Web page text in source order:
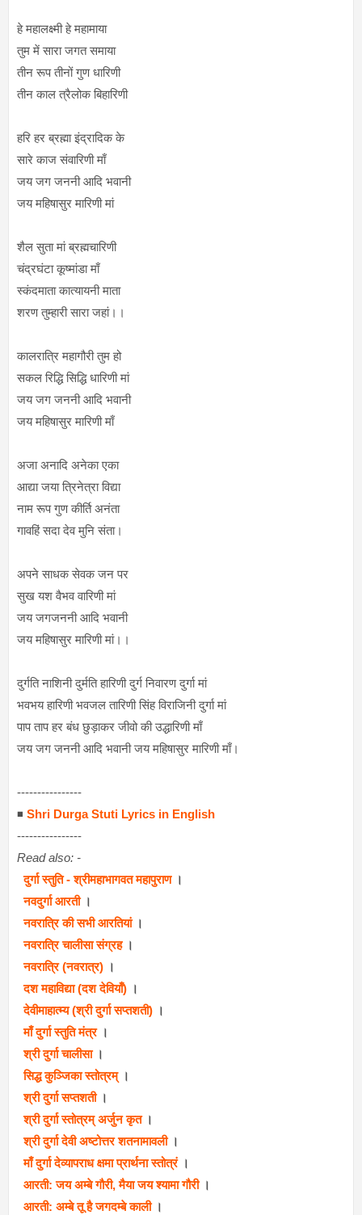
हे महालक्ष्मी हे महामाया
तुम में सारा जगत समाया
तीन रूप तीनों गुण धारिणी
तीन काल त्रैलोक बिहारिणी
हरि हर ब्रह्मा इंद्रादिक के
सारे काज संवारिणी माँ
जय जग जननी आदि भवानी
जय महिषासुर मारिणी मां
शैल सुता मां ब्रह्मचारिणी
चंद्रघंटा कूष्मांडा माँ
स्कंदमाता कात्यायनी माता
शरण तुम्हारी सारा जहां।।
कालरात्रि महागौरी तुम हो
सकल रिद्धि सिद्धि धारिणी मां
जय जग जननी आदि भवानी
जय महिषासुर मारिणी माँ
अजा अनादि अनेका एका
आद्या जया त्रिनेत्रा विद्या
नाम रूप गुण कीर्ति अनंता
गावहिं सदा देव मुनि संता।
अपने साधक सेवक जन पर
सुख यश वैभव वारिणी मां
जय जगजननी आदि भवानी
जय महिषासुर मारिणी मां।।
दुर्गति नाशिनी दुर्मति हारिणी दुर्ग निवारण दुर्गा मां
भवभय हारिणी भवजल तारिणी सिंह विराजिनी दुर्गा मां
पाप ताप हर बंध छुड़ाकर जीवो की उद्धारिणी माँ
जय जग जननी आदि भवानी जय महिषासुर मारिणी माँ।
----------------
◾ Shri Durga Stuti Lyrics in English
----------------
Read also: -
दुर्गा स्तुति - श्रीमहाभागवत महापुराण।
नवदुर्गा आरती।
नवरात्रि की सभी आरतियां।
नवरात्रि चालीसा संग्रह।
नवरात्रि (नवरात्र) ।
दश महाविद्या (दश देवियाँ) ।
देवीमाहात्म्य (श्री दुर्गा सप्तशती) ।
माँ दुर्गा स्तुति मंत्र।
श्री दुर्गा चालीसा।
सिद्ध कुञ्जिका स्तोत्रम्।
श्री दुर्गा सप्तशती।
श्री दुर्गा स्तोत्रम् अर्जुन कृत।
श्री दुर्गा देवी अष्टोत्तर शतनामावली।
माँ दुर्गा देव्यापराध क्षमा प्रार्थना स्तोत्रं।
आरती: जय अम्बे गौरी, मैया जय श्यामा गौरी।
आरती: अम्बे तू है जगदम्बे काली ।